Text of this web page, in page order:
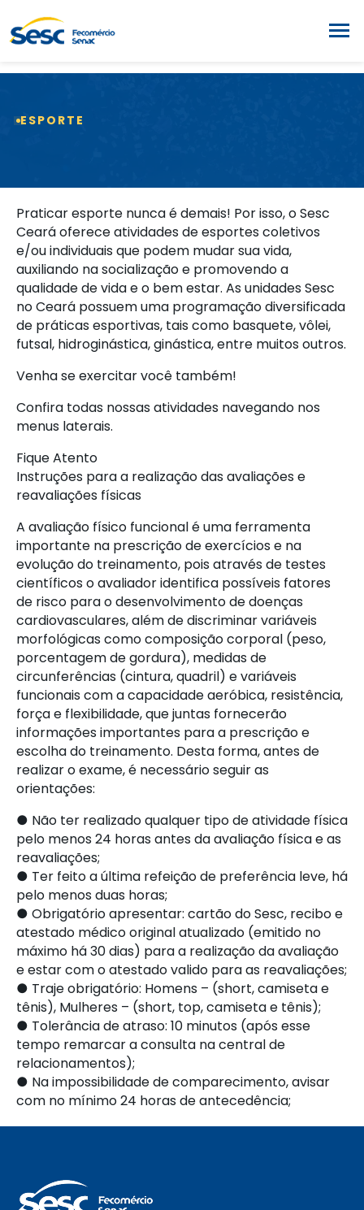
ESPORTE
Praticar esporte nunca é demais! Por isso, o Sesc
Ceará oferece atividades de esportes coletivos
e/ou individuais que podem mudar sua vida,
auxiliando na socialização e promovendo a
qualidade de vida e o bem estar. As unidades Sesc
no Ceará possuem uma programação diversificada
de práticas esportivas, tais como basquete, vôlei,
futsal, hidroginástica, ginástica, entre muitos outros.
Venha se exercitar você também!
Confira todas nossas atividades navegando nos
menus laterais.
Fique Atento
Instruções para a realização das avaliações e
reavaliações físicas
A avaliação físico funcional é uma ferramenta
importante na prescrição de exercícios e na
evolução do treinamento, pois através de testes
científicos o avaliador identifica possíveis fatores
de risco para o desenvolvimento de doenças
cardiovasculares, além de discriminar variáveis
morfológicas como composição corporal (peso,
porcentagem de gordura), medidas de
circunferências (cintura, quadril) e variáveis
funcionais com a capacidade aeróbica, resistência,
força e flexibilidade, que juntas fornecerão
informações importantes para a prescrição e
escolha do treinamento. Desta forma, antes de
realizar o exame, é necessário seguir as
orientações:
● Não ter realizado qualquer tipo de atividade física
pelo menos 24 horas antes da avaliação física e as
reavaliações;
● Ter feito a última refeição de preferência leve, há
pelo menos duas horas;
● Obrigatório apresentar: cartão do Sesc, recibo e
atestado médico original atualizado (emitido no
máximo há 30 dias) para a realização da avaliação
e estar com o atestado valido para as reavaliações;
● Traje obrigatório: Homens – (short, camiseta e
tênis), Mulheres – (short, top, camiseta e tênis);
● Tolerância de atraso: 10 minutos (após esse
tempo remarcar a consulta na central de
relacionamentos);
● Na impossibilidade de comparecimento, avisar
com no mínimo 24 horas de antecedência;